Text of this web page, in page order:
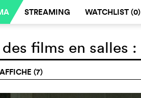
STREAMING WATCHLIST (0)
films en salles :
(7)